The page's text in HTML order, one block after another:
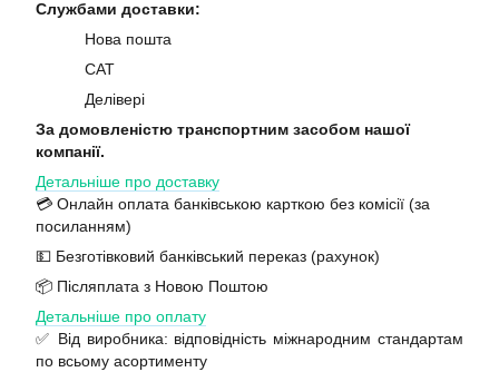
Службами доставки:
Нова пошта
САТ
Делівері
За домовленістю транспортним засобом нашої
компанії.
Детальніше про доставку
💳 Онлайн оплата банківською карткою без комісії (за
посиланням)
💵 Безготівковий банківський переказ (рахунок)
📦 Післяплата з Новою Поштою
Детальніше про оплату
✅ Від виробника: відповідність міжнародним стандартам
по всьому асортименту